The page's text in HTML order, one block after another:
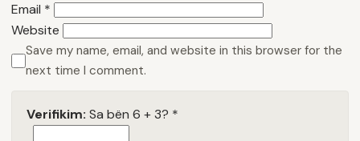
Email *
Website
Save my name, email, and website in this browser for the
next time I comment.
Verifikim: Sa bën 6 + 3? *